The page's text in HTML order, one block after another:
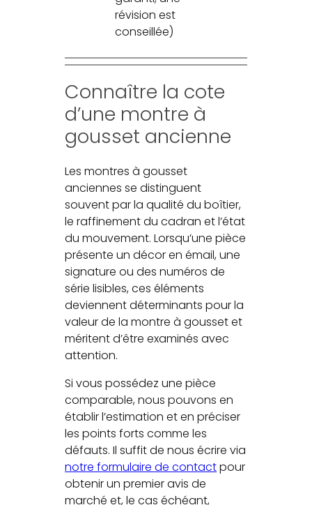
révision est
conseillée)
Connaître la cote
d’une montre à
gousset ancienne
Les montres à gousset
anciennes se distinguent
souvent par la qualité du boîtier,
le raffinement du cadran et l’état
du mouvement. Lorsqu’une pièce
présente un décor en émail, une
signature ou des numéros de
série lisibles, ces éléments
deviennent déterminants pour la
valeur de la montre à gousset et
méritent d’être examinés avec
attention.
Si vous possédez une pièce
comparable, nous pouvons en
établir l’estimation et en préciser
les points forts comme les
défauts. Il suffit de nous écrire via
notre formulaire de contactpour
obtenir un premier avis de
marché et, le cas échéant,